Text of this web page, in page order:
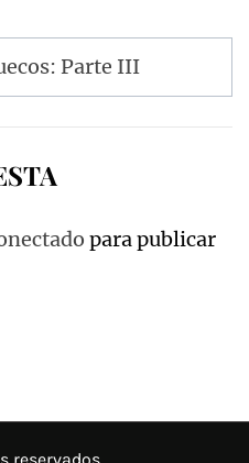
Parte III
para publicar